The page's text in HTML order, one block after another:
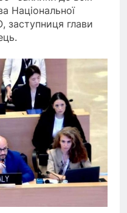
Національної
заступниця глави